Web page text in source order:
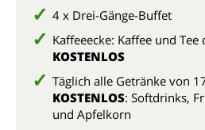
4 x Drei-Gänge-Buffet
Kaffeeecke: Kaffee und
KOSTENLOS
Täglich alle Getränke von
KOSTENLOS: Softdrinks,
und Apfelkorn